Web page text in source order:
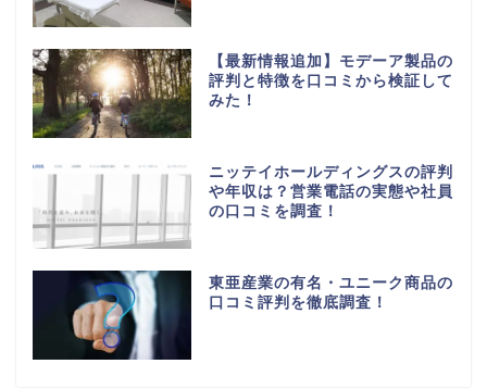
【最新情報追加】モデーア製品の
評判と特徴を口コミから検証して
みた！
ニッテイホールディングスの評判
や年収は？営業電話の実態や社員
の口コミを調査！
東亜産業の有名・ユニーク商品の
口コミ評判を徹底調査！